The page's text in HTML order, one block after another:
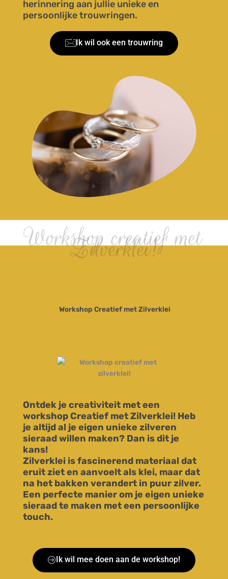
herinnering aan jullie unieke en
persoonlijke trouwringen.
Ik wil ook een trouwring
Workshop Creatief met Zilverklei
Workshop creatief met
Zilverklei!
Ontdek je creativiteit met een
workshop Creatief met Zilverklei! Heb
je altijd al je eigen unieke zilveren
sieraad willen maken? Dan is dit je
kans!
Zilverklei is fascinerend materiaal dat
eruit ziet en aanvoelt als klei, maar dat
na het bakken verandert in puur zilver.
Een perfecte manier om je eigen unieke
sieraad te maken met een persoonlijke
touch.
Ik wil mee doen aan de workshop!